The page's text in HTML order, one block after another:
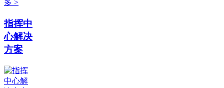
多 >
指挥中
心解决
方案